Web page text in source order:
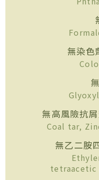
無染色
無高風險抗
Coal tar,
無乙二胺
tetraacetic